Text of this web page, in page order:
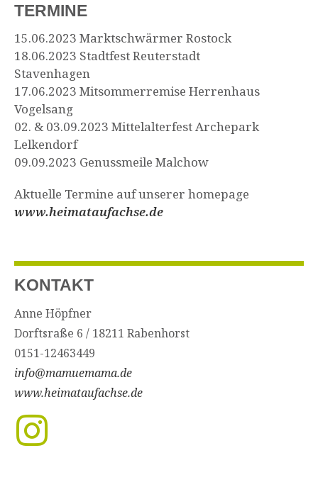
TERMINE
15.06.2023 Marktschwärmer Rostock
18.06.2023 Stadtfest Reuterstadt
Stavenhagen
17.06.2023 Mitsommerremise Herrenhaus
Vogelsang
02. & 03.09.2023 Mittelalterfest Archepark
Lelkendorf
09.09.2023 Genussmeile Malchow
Aktuelle Termine auf unserer homepage
www.heimataufachse.de
KONTAKT
Anne Höpfner
Dorftsraße 6 / 18211 Rabenhorst
0151-12463449
info@mamuemama.de
www.heimataufachse.de